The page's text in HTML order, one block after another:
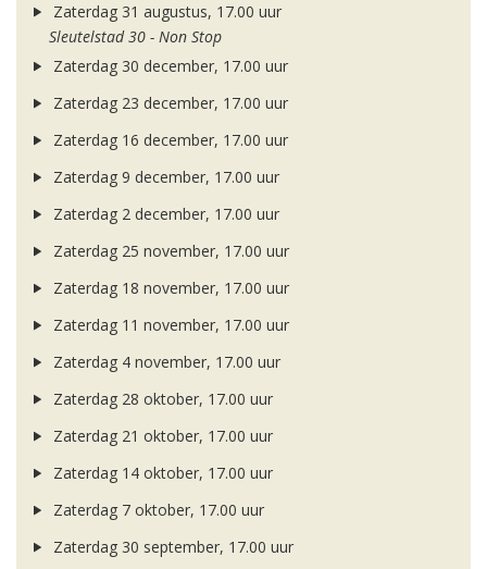
Zaterdag 31 augustus, 17.00 uur
Sleutelstad 30 - Non Stop
Zaterdag 30 december, 17.00 uur
Zaterdag 23 december, 17.00 uur
Zaterdag 16 december, 17.00 uur
Zaterdag 9 december, 17.00 uur
Zaterdag 2 december, 17.00 uur
Zaterdag 25 november, 17.00 uur
Zaterdag 18 november, 17.00 uur
Zaterdag 11 november, 17.00 uur
Zaterdag 4 november, 17.00 uur
Zaterdag 28 oktober, 17.00 uur
Zaterdag 21 oktober, 17.00 uur
Zaterdag 14 oktober, 17.00 uur
Zaterdag 7 oktober, 17.00 uur
Zaterdag 30 september, 17.00 uur